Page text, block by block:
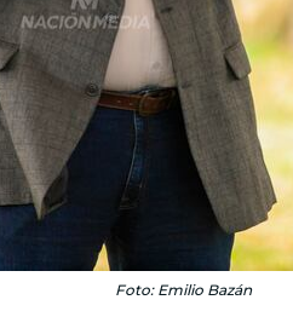
Foto: Emilio Bazán